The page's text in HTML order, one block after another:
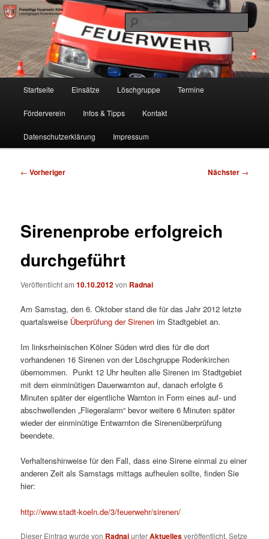
Zum
primären
Inhalt
springenFF Köln, LG RD
Freiwillige Feuerwehr Köln, Löschgruppe Rodenkirchen
Startseite Einsätze Löschgruppe Termine
Förderverein Infos & Tipps Kontakt
Datenschutzerklärung Impressum
Beitragsnavigation
← Vorheriger Nächster →
Sirenenprobe erfolgreich
durchgeführt
Veröffentlicht am10.10.2012von Radnai
Am Samstag, den 6. Oktober stand die für das Jahr 2012 letzte
quartalsweise Überprüfung der Sirenen im Stadtgebiet an.
Im linksrheinischen Kölner Süden wird dies für die dort
vorhandenen 16 Sirenen von der Löschgruppe Rodenkirchen
übernommen. Punkt 12 Uhr heulten alle Sirenen im Stadtgebiet
mit dem einminütigen Dauerwarnton auf, danach erfolgte 6
Minuten später der eigentliche Warnton in Form eines auf- und
abschwellenden „Fliegeralarm“ bevor weitere 6 Minuten später
wieder der einminütige Entwarnton die Sirenenüberprüfung
beendete.
Verhaltenshinweise für den Fall, dass eine Sirene einmal zu einer
anderen Zeit als Samstags mittags aufheulen sollte, finden Sie
hier:
http://www.stadt-koeln.de/3/feuerwehr/sirenen/
Dieser Eintrag wurde von RadnaiunterAktuellesveröffentlicht. Setze